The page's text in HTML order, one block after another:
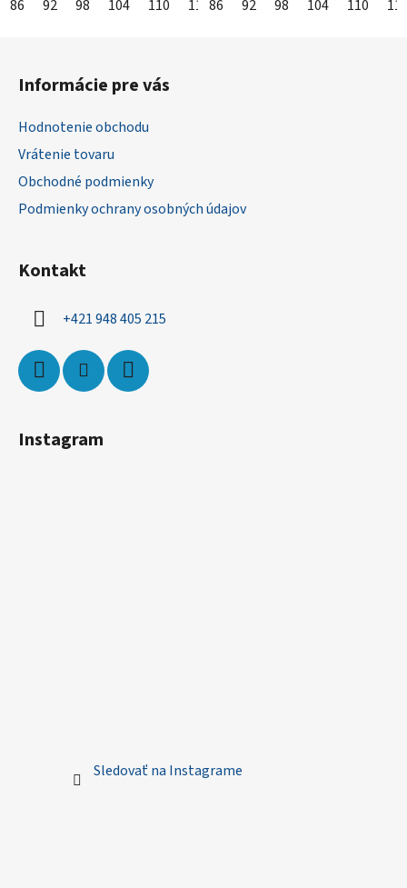
86 92 98 104 110 116 122 128 134
86 92 98 104 110
Informácie pre vás
Hodnotenie obchodu
Vrátenie tovaru
Obchodné podmienky
Podmienky ochrany osobných údajov
Kontakt
+421 948 405 215
Instagram
Sledovať na Instagrame